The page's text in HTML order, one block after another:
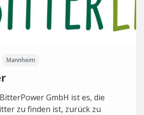
Mannheim
GmbH ist es, die
zu finden ist, zurück zu